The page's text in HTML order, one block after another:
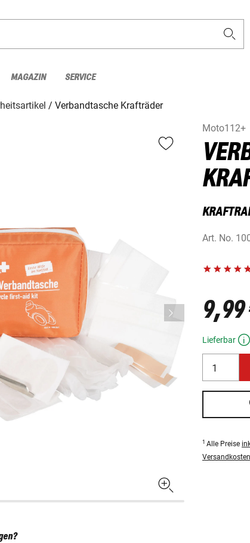
MAGAZIN SERVICE
Verbandtasche Krafträder
Moto112+
Art. No.
Lieferbar
1 Alle Preise